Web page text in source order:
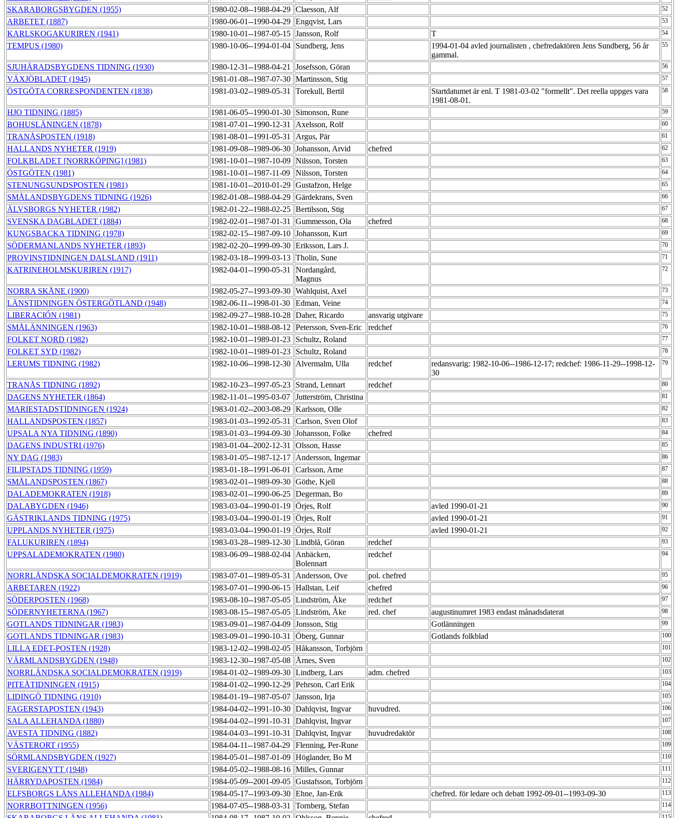
SKARABORGSBYGDEN (1955) 1980-02-08--1988-04-29 Claesson, Alf 52
ARBETET (1887) 1980-06-01--1990-04-29 Engqvist, Lars 53
KARLSKOGAKURIREN (1941) 1980-10-01--1987-05-15 Jansson, Rolf T 54
TEMPUS (1980) 1980-10-06--1994-01-04 Sundberg, Jens
1994-01-04 avled journalisten , chefredaktören Jens Sundberg, 56 år
gammal.
55
SJUHÄRADSBYGDENS TIDNING (1930) 1980-12-31--1988-04-21 Josefsson, Göran 56
VÄXJÖBLADET (1945) 1981-01-08--1987-07-30 Martinsson, Stig 57
ÖSTGÖTA CORRESPONDENTEN (1838) 1981-03-02--1989-05-31 Torekull, Bertil
Startdatumet är enl. T 1981-03-02 "formellt". Det reella uppges vara
1981-08-01.
58
HJO TIDNING (1885) 1981-06-05--1990-01-30 Simonson, Rune 59
BOHUSLÄNINGEN (1878) 1981-07-01--1990-12-31 Axelsson, Rolf 60
TRANÅSPOSTEN (1918) 1981-08-01--1991-05-31 Argus, Pär 61
HALLANDS NYHETER (1919) 1981-09-08--1989-06-30 Johansson, Arvid chefred 62
FOLKBLADET [NORRKÖPING] (1981) 1981-10-01--1987-10-09 Nilsson, Torsten 63
ÖSTGÖTEN (1981) 1981-10-01--1987-11-09 Nilsson, Torsten 64
STENUNGSUNDSPOSTEN (1981) 1981-10-01--2010-01-29 Gustafzon, Helge 65
SMÅLANDSBYGDENS TIDNING (1926) 1982-01-08--1988-04-29 Gärdekrans, Sven 66
ÄLVSBORGS NYHETER (1982) 1982-01-22--1988-02-25 Bertilsson, Stig 67
SVENSKA DAGBLADET (1884) 1982-02-01--1987-01-31 Gummesson, Ola chefred 68
KUNGSBACKA TIDNING (1978) 1982-02-15--1987-09-10 Johansson, Kurt 69
SÖDERMANLANDS NYHETER (1893) 1982-02-20--1999-09-30 Eriksson, Lars J. 70
PROVINSTIDNINGEN DALSLAND (1911) 1982-03-18--1999-03-13 Tholin, Sune 71
KATRINEHOLMSKURIREN (1917) 1982-04-01--1990-05-31
Nordangård,
Magnus
72
NORRA SKÅNE (1900) 1982-05-27--1993-09-30 Wahlquist, Axel 73
LÄNSTIDNINGEN ÖSTERGÖTLAND (1948) 1982-06-11--1998-01-30 Edman, Veine 74
LIBERACIÓN (1981) 1982-09-27--1988-10-28 Daher, Ricardo ansvarig utgivare 75
SMÅLÄNNINGEN (1963) 1982-10-01--1988-08-12 Petersson, Sven-Eric redchef 76
FOLKET NORD (1982) 1982-10-01--1989-01-23 Schultz, Roland 77
FOLKET SYD (1982) 1982-10-01--1989-01-23 Schultz, Roland 78
LERUMS TIDNING (1982) 1982-10-06--1998-12-30 Alvermalm, Ulla redchef
redansvarig: 1982-10-06--1986-12-17; redchef: 1986-11-29--1998-12-
30
79
TRANÅS TIDNING (1892) 1982-10-23--1997-05-23 Strand, Lennart redchef 80
DAGENS NYHETER (1864) 1982-11-01--1995-03-07 Jutterström, Christina 81
MARIESTADSTIDNINGEN (1924) 1983-01-02--2003-08-29 Karlsson, Olle 82
HALLANDSPOSTEN (1857) 1983-01-03--1992-05-31 Carlson, Sven Olof 83
UPSALA NYA TIDNING (1890) 1983-01-03--1994-09-30 Johansson, Folke chefred 84
DAGENS INDUSTRI (1976) 1983-01-04--2002-12-31 Olsson, Hasse 85
NY DAG (1983) 1983-01-05--1987-12-17 Andersson, Ingemar 86
FILIPSTADS TIDNING (1959) 1983-01-18--1991-06-01 Carlsson, Arne 87
SMÅLANDSPOSTEN (1867) 1983-02-01--1989-09-30 Göthe, Kjell 88
DALADEMOKRATEN (1918) 1983-02-01--1990-06-25 Degerman, Bo 89
DALABYGDEN (1946) 1983-03-04--1990-01-19 Örjes, Rolf avled 1990-01-21 90
GÄSTRIKLANDS TIDNING (1975) 1983-03-04--1990-01-19 Örjes, Rolf avled 1990-01-21 91
UPPLANDS NYHETER (1975) 1983-03-04--1990-01-19 Örjes, Rolf avled 1990-01-21 92
FALUKURIREN (1894) 1983-03-28--1989-12-30 Lindblå, Göran redchef 93
UPPSALADEMOKRATEN (1980) 1983-06-09--1988-02-04
Anbäcken,
Bolennart
redchef 94
NORRLÄNDSKA SOCIALDEMOKRATEN (1919) 1983-07-01--1989-05-31 Andersson, Ove pol. chefred 95
ARBETAREN (1922) 1983-07-01--1990-06-15 Hallstan, Leif chefred 96
SÖDERPOSTEN (1968) 1983-08-10--1987-05-05 Lindström, Åke redchef 97
SÖDERNYHETERNA (1967) 1983-08-15--1987-05-05 Lindström, Åke red. chef augustinumret 1983 endast månadsdaterat 98
GOTLANDS TIDNINGAR (1983) 1983-09-01--1987-04-09 Jonsson, Stig Gotlänningen 99
GOTLANDS TIDNINGAR (1983) 1983-09-01--1990-10-31 Öberg, Gunnar Gotlands folkblad 100
LILLA EDET-POSTEN (1928) 1983-12-02--1998-02-05 Håkansson, Torbjörn 101
VÄRMLANDSBYGDEN (1948) 1983-12-30--1987-05-08 Årnes, Sven 102
NORRLÄNDSKA SOCIALDEMOKRATEN (1919) 1984-01-02--1989-09-30 Lindberg, Lars adm. chefred 103
PITEÅTIDNINGEN (1915) 1984-01-02--1990-12-29 Pehrson, Carl Erik 104
LIDINGÖ TIDNING (1910) 1984-01-19--1987-05-07 Jansson, Irja 105
FAGERSTAPOSTEN (1943) 1984-04-02--1991-10-30 Dahlqvist, Ingvar huvudred. 106
SALA ALLEHANDA (1880) 1984-04-02--1991-10-31 Dahlqvist, Ingvar 107
AVESTA TIDNING (1882) 1984-04-03--1991-10-31 Dahlqvist, Ingvar huvudredaktör 108
VÄSTERORT (1955) 1984-04-11--1987-04-29 Flenning, Per-Rune 109
SÖRMLANDSBYGDEN (1927) 1984-05-01--1987-01-09 Höglander, Bo M 110
SVERIGENYTT (1948) 1984-05-02--1988-08-16 Milles, Gunnar 111
HÄRRYDAPOSTEN (1984) 1984-05-09--2001-09-05 Gustafsson, Torbjörn 112
ELFSBORGS LÄNS ALLEHANDA (1984) 1984-05-17--1993-09-30 Ehne, Jan-Erik chefred. för ledare och debatt 1992-09-01--1993-09-30 113
NORRBOTTNINGEN (1956) 1984-07-05--1988-03-31 Tornberg, Stefan 114